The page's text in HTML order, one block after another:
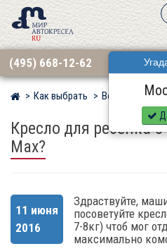
(495) 668-12-62
Мир детских автокресел
Как выбрать Вопросы
Кресло для ребенка
Max?
11 июня
2016
Здраствуйте,
посоветуйте
7-8кг) чтоб мог
максимально